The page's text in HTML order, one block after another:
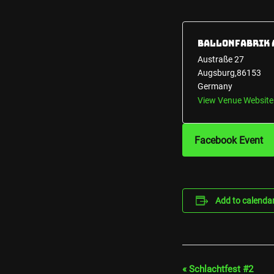
Ballonfabrik
Austraße 27
Augsburg,86153
Germany
View Venue Website
Facebook Event
Add to
«Schlachtfest #2